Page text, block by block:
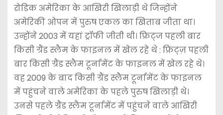
रोडिक अमेरिका के आखिरी खिलाड़ी थे जिन्होंने
अमेरिकी ओपन में पुरुष एकल का खिताब जीता था।
उन्होंने 2003 में यहां ट्रॉफी जीती थी। फ्रिट्ज पहली बार
किसी ग्रैंड स्लैम के फाइनल में खेल रहे थे : फ्रिट्ज़ पहली
बार किसी ग्रैंड स्लैम टूर्नामेंट के फाइनल में खेल रहे थे।
वह 2009 के बाद किसी ग्रैंड स्लैम टूर्नामेंट के फाइनल
में पहुंचने वाले अमेरिका के पहले पुरुष खिलाड़ी थे।
उनसे पहले ग्रैंड स्लैम टूर्नामेंट में पहुंचने वाले आखिरी